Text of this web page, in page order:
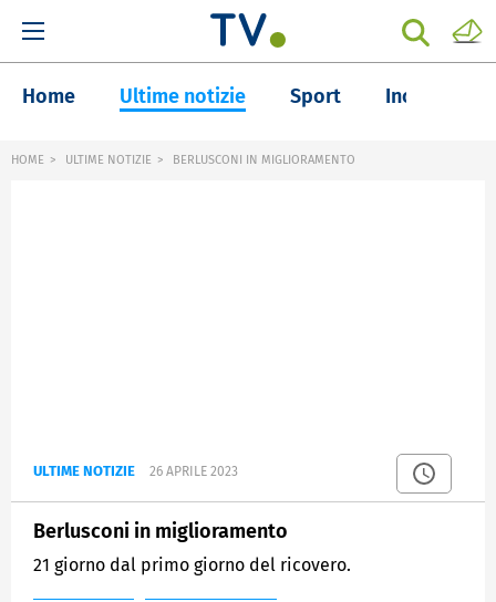
Home Ultime notizie Sport Inchieste
HOME ULTIME NOTIZIE BERLUSCONI IN MIGLIORAMENTO
ULTIME NOTIZIE 26 APRILE 2023
Berlusconi in miglioramento
21 giorno dal primo giorno del ricovero.